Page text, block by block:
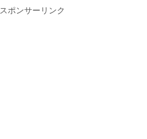
スポンサーリンク